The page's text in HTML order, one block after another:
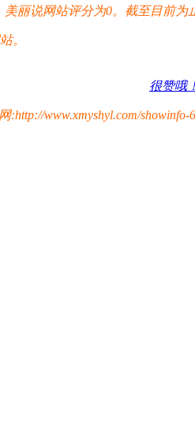
丽说网站评分为0。截至目前为
。
很赞哦
www.xmyshyl.com/showinfo-